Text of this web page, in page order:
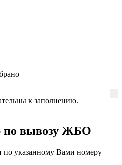
к заполнению.
по вывозу ЖБО
по указанному Вами номеру